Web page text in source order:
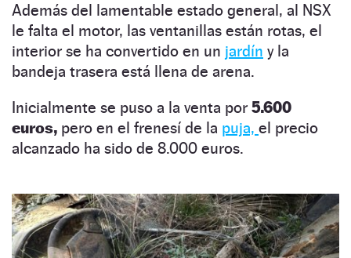
Además del lamentable estado general, al NSX
le falta el motor, las ventanillas están rotas, el
interior se ha convertido en un jardín y la
bandeja trasera está llena de arena.
Inicialmente se puso a la venta por 5.600
euros, pero en el frenesí de la puja, el precio
alcanzado ha sido de 8.000 euros.